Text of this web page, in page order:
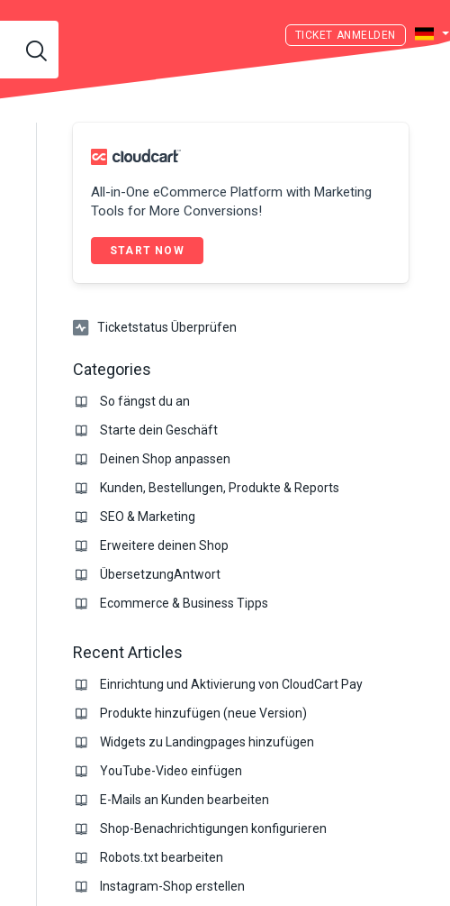
ANMELDEN
All-in-One eCommerce Platform with Marketing
Tools for More Conversions!
START NOW
Ticketstatus Überprüfen
Categories
So fängst du an
Starte dein Geschäft
Deinen Shop anpassen
Kunden, Bestellungen, Produkte & Reports
SEO & Marketing
Erweitere deinen Shop
ÜbersetzungAntwort
Ecommerce & Business Tipps
Recent Articles
Einrichtung und Aktivierung von CloudCart Pay
Produkte hinzufügen (neue Version)
Widgets zu Landingpages hinzufügen
YouTube-Video einfügen
E-Mails an Kunden bearbeiten
Shop-Benachrichtigungen konfigurieren
Robots.txt bearbeiten
Instagram-Shop erstellen